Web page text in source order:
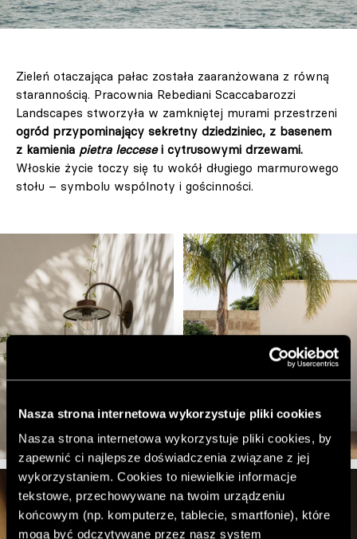
Nasza strona internetowa wykorzystuje pliki cookies
Nasza strona internetowa wykorzystuje pliki cookies, by
zapewnić ci najlepsze doświadczenia związane z jej
wykorzystaniem. Cookies to niewielkie informacje
tekstowe, przechowywane na twoim urządzeniu
końcowym (np. komputerze, tablecie, smartfonie), które
mogą być odczytywane przez nasz system
Zieleń otaczająca pałac została zaaranżowana z równą
starannością. Pracownia Rebediani Scaccabarozzi
Landscapes stworzyła w zamkniętej murami przestrzeni
ogród przypominający sekretny dziedziniec, z basenem
z kamienia pietra leccesei cytrusowymi drzewami.
Włoskie życie toczy się tu wokół długiego marmurowego
stołu – symbolu wspólnoty i gościnności.